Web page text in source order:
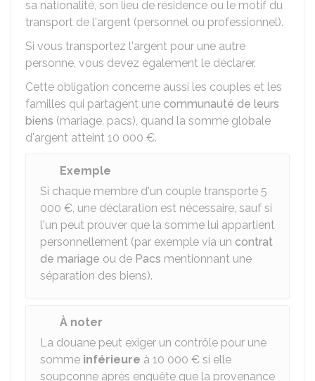
sa nationalité, son lieu de résidence ou le motif du
transport de l'argent (personnel ou professionnel).
Si vous transportez l'argent pour une autre
personne, vous devez également le déclarer.
Cette obligation concerne aussi les couples et les
familles qui partagent une communauté de leurs
biens (mariage, pacs), quand la somme globale
d'argent atteint 10 000 €.
Exemple
Si chaque membre d'un couple transporte 5
000 €, une déclaration est nécessaire, sauf si
l'un peut prouver que la somme lui appartient
personnellement (par exemple via un contrat
de mariage ou de Pacs mentionnant une
séparation des biens).
À noter
La douane peut exiger un contrôle pour une
somme inférieure à 10 000 € si elle
soupçonne après enquête que la provenance